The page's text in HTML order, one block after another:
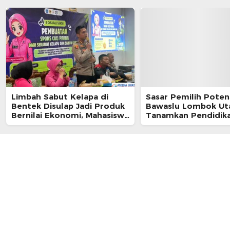
Limbah Sabut Kelapa di
Bentek Disulap Jadi Produk
Bernilai Ekonomi, Mahasiswa
KKN Gandeng Warga
Sasar Pemilih
Bawaslu Lombok
Tanamkan
Demokrasi di